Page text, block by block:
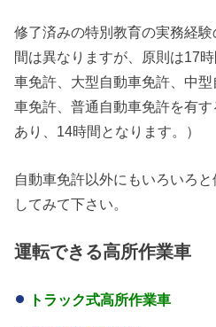
修了済みの特別教育の実務経
間は異なりますが、原則は17
車免許、大型自動車免許、中
車免許、普通自動車免許を有
あり、14時間となります。）
自動車免許以外にもいろいろ
してみて下さい。
運転できる高所作業車
トラック式高所作業車